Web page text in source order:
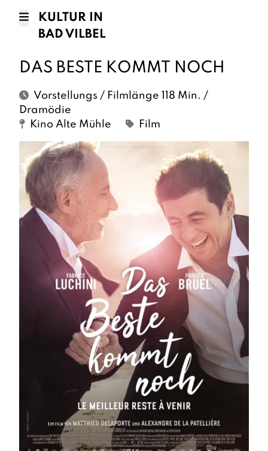
KULTUR IN
BAD VILBEL
DAS BESTE KOMMT NOCH
Vorstellungs / Filmlänge 118 Min. /
Dramödie
Kino Alte Mühle
Film